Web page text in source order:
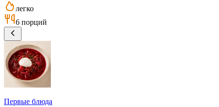
легко
6 порций
Первые блюда